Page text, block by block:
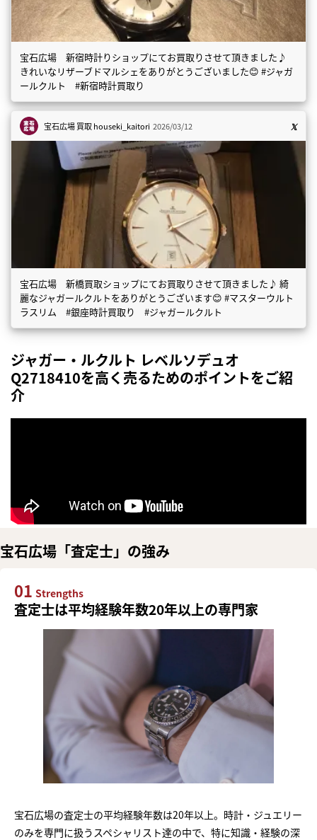
宝石広場 新宿時計りショップにてお買取りさせて頂きました♪
きれいなリザーブドマルシェをありがとうございました😊 #ジャガ
ールクルト #新宿時計買取り
宝石広場 買取houseki_kaitori 2026/03/12
宝石広場 新橋買取ショップにてお買取りさせて頂きました♪ 綺
麗なジャガールクルトをありがとうございます😊 #マスターウルト
ラスリム #銀座時計買取り #ジャガールクルト
ジャガー・ルクルト レベルソデュオ
Q2718410を高く売るためのポイントをご紹
介
宝石広場「査定士」の強み
01 Strengths
査定士は平均経験年数20年以上の専門家
宝石広場の査定士の平均経験年数は20年以上。時計・ジュエリー
のみを専門に扱うスペシャリスト達の中で、特に知識・経験の深